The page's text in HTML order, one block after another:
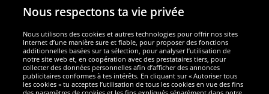
Sécurité
Nous sommes excellents
Nous respectons ta vie privée
Nous utilisons des cookies et autres technologies pour offrir nos sites
Internet d’une manière sure et fiable, pour proposer des fonctions
additionnelles basées sur ta sélection, pour analyser l’utilisation de
notre site web et, en coopération avec des prestataires tiers, pour
collecter des données personnelles afin d’afficher des annonces
publicitaires conformes à tes intérêts. En cliquant sur « Autoriser tous
les cookies » tu acceptes l’utilisation de tous les cookies en vue des fins